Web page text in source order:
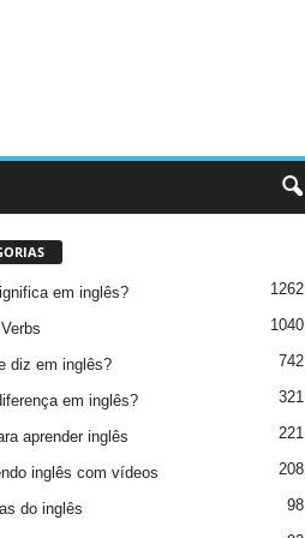
em inglês? 1262
1040
diz em inglês? 742
em inglês? 321
aprender inglês 221
inglês com vídeos 208
do inglês 98